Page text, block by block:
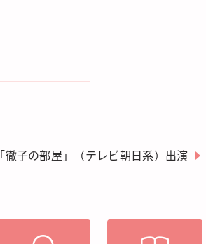
「徹子の部屋」（テレビ朝日系）出演